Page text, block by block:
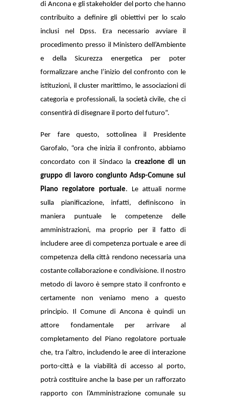
di Ancona e gli stakeholder del porto che hanno
contribuito a definire gli obiettivi per lo scalo
inclusi nel Dpss. Era necessario avviare il
procedimento presso il Ministero dell’Ambiente
e della Sicurezza energetica per poter
formalizzare anche l’inizio del confronto con le
istituzioni, il cluster marittimo, le associazioni di
categoria e professionali, la società civile, che ci
consentirà di disegnare il porto del futuro”.
Per fare questo, sottolinea il Presidente
Garofalo, “ora che inizia il confronto, abbiamo
concordato con il Sindaco la creazione di un
gruppo di lavoro congiunto Adsp-Comune sul
Piano regolatore portuale. Le attuali norme
sulla pianificazione, infatti, definiscono in
maniera puntuale le competenze delle
amministrazioni, ma proprio per il fatto di
includere aree di competenza portuale e aree di
competenza della città rendono necessaria una
costante collaborazione e condivisione. Il nostro
metodo di lavoro è sempre stato il confronto e
certamente non veniamo meno a questo
principio. Il Comune di Ancona è quindi un
attore fondamentale per arrivare al
completamento del Piano regolatore portuale
che, tra l’altro, includendo le aree di interazione
porto-città e la viabilità di accesso al porto,
potrà costituire anche la base per un rafforzato
rapporto con l’Amministrazione comunale su